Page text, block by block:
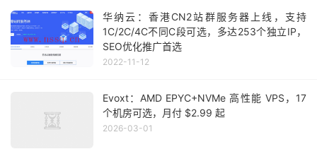
华纳云：香港CN2站群服务器上线，支持
1C/2C/4C不同C段可选，多达253个独立IP，
SEO优化推广首选
2022-11-12
Evoxt：AMD EPYC+NVMe 高性能 VPS，17
个机房可选，月付 $2.99 起
2026-03-01